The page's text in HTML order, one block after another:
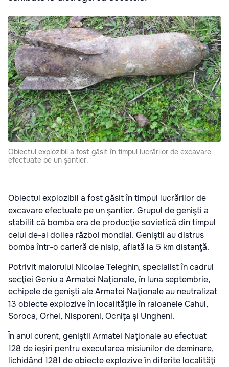
Obiectul explozibil a fost găsit în timpul lucrărilor de excavare
efectuate pe un şantier.
Obiectul explozibil a fost găsit în timpul lucrărilor de
excavare efectuate pe un şantier. Grupul de genişti a
stabilit că bomba era de producţie sovietică din timpul
celui de-al doilea război mondial. Geniştii au distrus
bomba într-o carieră de nisip, aflată la 5 km distanţă.
Potrivit maiorului Nicolae Teleghin, specialist în cadrul
secţiei Geniu a Armatei Naţionale, în luna septembrie,
echipele de genişti ale Armatei Naţionale au neutralizat
13 obiecte explozive în localităţile în raioanele Cahul,
Soroca, Orhei, Nisporeni, Ocniţa şi Ungheni.
În anul curent, geniştii Armatei Naţionale au efectuat
128 de ieşiri pentru executarea misiunilor de deminare,
lichidând 1281 de obiecte explozive în diferite localităţi